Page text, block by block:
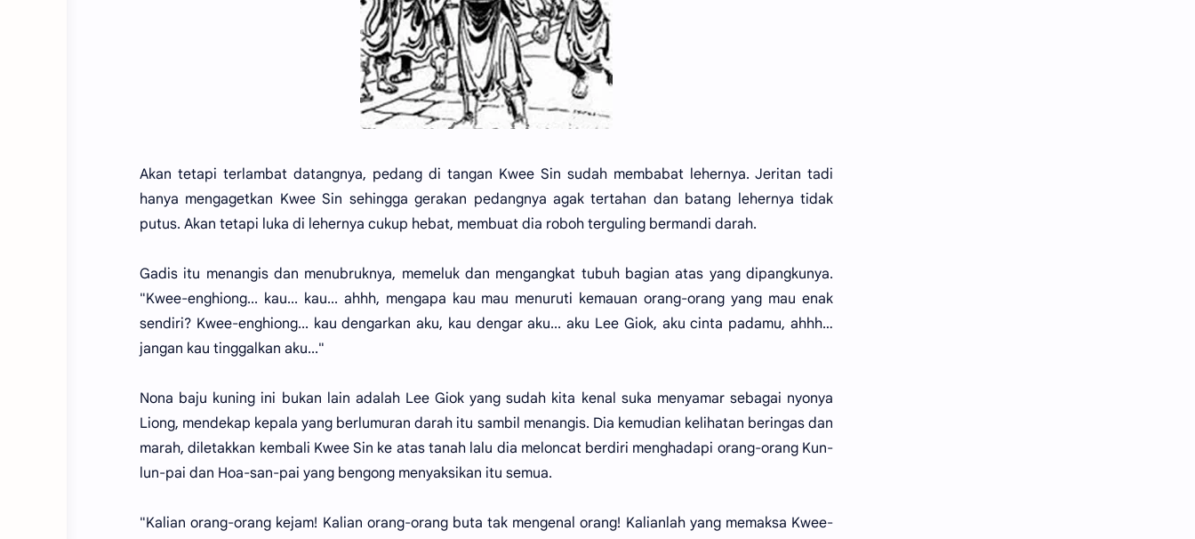
Akan tetapi terlambat datangnya, pedang di tangan Kwee Sin sudah membabat lehernya. Jeritan tadi
hanya mengagetkan Kwee Sin sehingga gerakan pedangnya agak tertahan dan batang lehernya tidak
putus. Akan tetapi luka di lehernya cukup hebat, membuat dia roboh terguling bermandi darah.
Gadis itu menangis dan menubruknya, memeluk dan mengangkat tubuh bagian atas yang dipangkunya.
"Kwee-enghiong... kau... kau... ahhh, mengapa kau mau menuruti kemauan orang-orang yang mau enak
sendiri? Kwee-enghiong... kau dengarkan aku, kau dengar aku... aku Lee Giok, aku cinta padamu, ahhh…
jangan kau tinggalkan aku..."
Nona baju kuning ini bukan lain adalah Lee Giok yang sudah kita kenal suka menyamar sebagai nyonya
Liong, mendekap kepala yang berlumuran darah itu sambil menangis. Dia kemudian kelihatan beringas dan
marah, diletakkan kembali Kwee Sin ke atas tanah lalu dia meloncat berdiri menghadapi orang-orang Kun-
lun-pai dan Hoa-san-pai yang bengong menyaksikan itu semua.
"Kalian orang-orang kejam! Kalian orang-orang buta tak mengenal orang! Kalianlah yang memaksa Kwee-